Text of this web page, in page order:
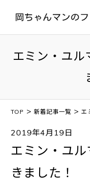
エミン・ユル
TOP >新着記事一覧 >エ
2019年4月19日
エミン・ユ
きました！